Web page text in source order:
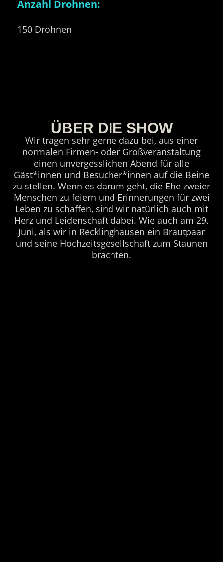
Anzahl Drohnen:
150 Drohnen
ÜBER DIE SHOW
Wir tragen sehr gerne dazu bei, aus einer
normalen Firmen- oder Großveranstaltung
einen unvergesslichen Abend für alle
Gäst*innen und Besucher*innen auf die Beine
zu stellen. Wenn es darum geht, die Ehe zweier
Menschen zu feiern und Erinnerungen für zwei
Leben zu schaffen, sind wir natürlich auch mit
Herz und Leidenschaft dabei. Wie auch am 29.
Juni, als wir in Recklinghausen ein Brautpaar
und seine Hochzeitsgesellschaft zum Staunen
brachten.